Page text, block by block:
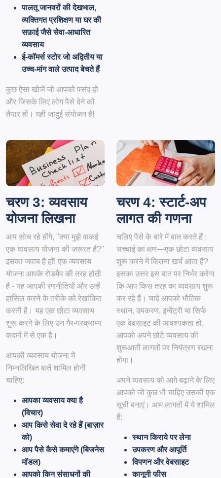
पालतू जानवरों की देखभाल,
व्यक्तिगत प्रशिक्षण या घर की
सफ़ाई जैसे सेवा-आधारित
व्यवसाय
ई-कॉमर्स स्टोर जो अद्वितीय या
उच्च-मांग वाले उत्पाद बेचते हैं
कुछ ऐसा खोजें जो आपको पसंद हो
और जिसके लिए लोग पैसे देने को
तैयार हों। यही जादुई संयोजन है!
चरण 3: व्यवसाय
योजना लिखना
आप सोच रहे होंगे, "क्या मुझे वाकई
एक व्यवसाय योजना की ज़रूरत है?"
इसका जवाब है हाँ! एक व्यवसाय
योजना आपके रोडमैप की तरह होती
है - यह आपकी रणनीतियों और उन्हें
हासिल करने के तरीके को रेखांकित
करती है। यह एक छोटा व्यवसाय
शुरू करने के लिए उन गैर-परक्राम्य
कदमों में से एक है।
आपकी व्यवसाय योजना में
निम्नलिखित बातें शामिल होनी
चाहिए:
आपका व्यवसाय क्या है
(विचार)
आप किसे सेवा दे रहे हैं (बाज़ार
को)
आप पैसे कैसे कमाएंगे (बिजनेस
मॉडल)
आपको किन संसाधनों की
चरण 4: स्टार्ट-अप
लागत की गणना
चलिए पैसे के बारे में बात करते हैं।
सच्चाई का क्षण—एक छोटा व्यवसाय
शुरू करने में कितना खर्च आता है?
इसका उत्तर इस बात पर निर्भर करेगा
कि आप किस तरह का व्यवसाय शुरू
कर रहे हैं। चाहे आपको भौतिक
स्थान, उपकरण, इन्वेंट्री या सिर्फ
एक वेबसाइट की आवश्यकता हो,
आपको अपने छोटे व्यवसाय की
शुरूआती लागतों पर नियंत्रण रखना
होगा।
अपने व्यवसाय को आगे बढ़ाने के लिए
आपको जो कुछ भी चाहिए उसकी एक
सूची बनाएं। आम लागतों में ये शामिल
हैं:
स्थान किराये पर लेना
उपकरण और आपूर्ति
विपणन और वेबसाइट
कानूनी फीस